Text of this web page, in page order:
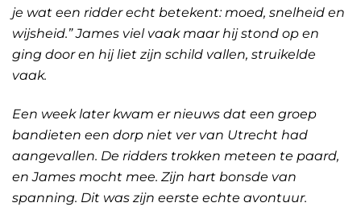
je wat een ridder echt betekent: moed, snelheid en
wijsheid.” James viel vaak maar hij stond op en
ging door en hij liet zijn schild vallen, struikelde
vaak.
Een week later kwam er nieuws dat een groep
bandieten een dorp niet ver van Utrecht had
aangevallen. De ridders trokken meteen te paard,
en James mocht mee. Zijn hart bonsde van
spanning. Dit was zijn eerste echte avontuur.